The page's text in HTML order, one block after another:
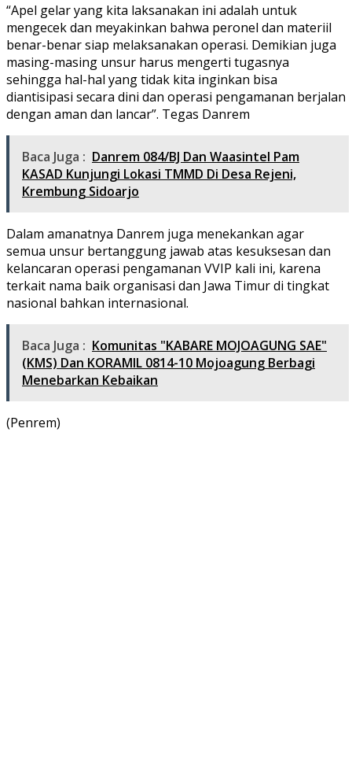
“Apel gelar yang kita laksanakan ini adalah untuk
mengecek dan meyakinkan bahwa peronel dan materiil
benar-benar siap melaksanakan operasi. Demikian juga
masing-masing unsur harus mengerti tugasnya
sehingga hal-hal yang tidak kita inginkan bisa
diantisipasi secara dini dan operasi pengamanan berjalan
dengan aman dan lancar”. Tegas Danrem
Baca Juga : Danrem 084/BJ Dan Waasintel Pam
KASAD Kunjungi Lokasi TMMD Di Desa Rejeni,
Krembung Sidoarjo
Dalam amanatnya Danrem juga menekankan agar
semua unsur bertanggung jawab atas kesuksesan dan
kelancaran operasi pengamanan VVIP kali ini, karena
terkait nama baik organisasi dan Jawa Timur di tingkat
nasional bahkan internasional.
Baca Juga : Komunitas "KABARE MOJOAGUNG SAE"
(KMS) Dan KORAMIL 0814-10 Mojoagung Berbagi
Menebarkan Kebaikan
(Penrem)